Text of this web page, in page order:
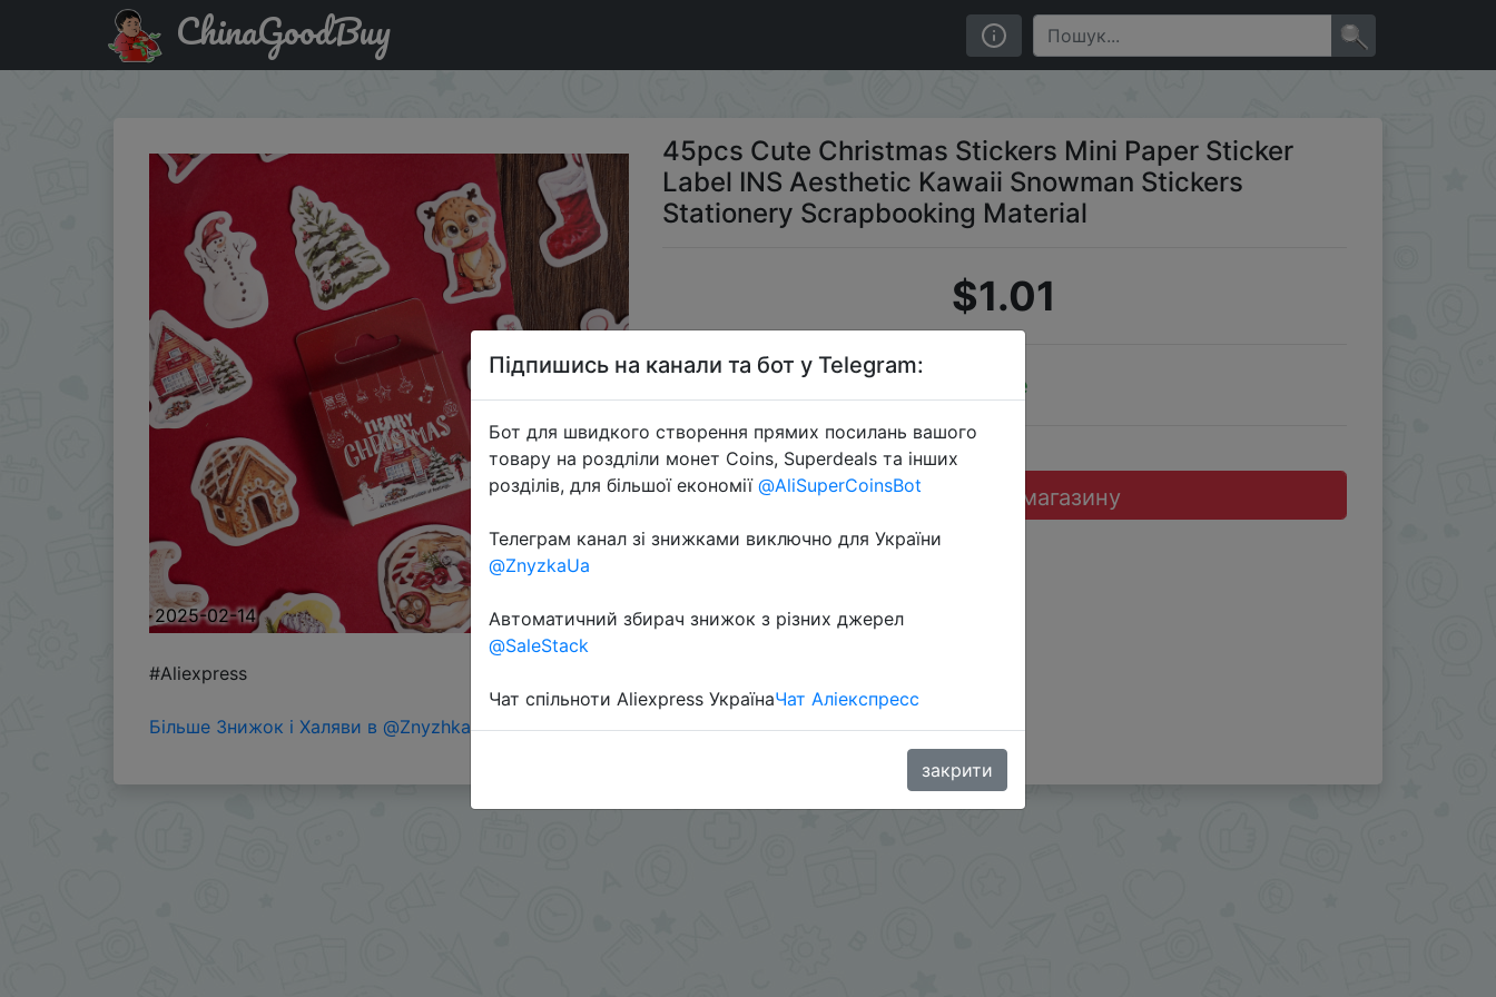
Знижка на 45pcs Cute Christmas Stickers Mini Paper Sticker Label INS Aesthetic Kawaii Snowman Stickers Stationery Scrapbooking Material
ChinaGoodBuy
2025-02-14
45pcs Cute Christmas Stickers Mini Paper Sticker
Label INS Aesthetic Kawaii Snowman Stickers
Stationery Scrapbooking Material
$1.01
Sale
Перейти до магазину
#Aliexpress
Більше Знижок і Халяви в @ZnyzhkaUA
Підпишись на канали та бот у Telegram:
Бот для швидкого створення прямих посилань вашого
товару на роздліли монет Coins, Superdeals та інших
розділів, для більшої економії @AliSuperCoinsBot
Телеграм канал зі знижками виключно для України
@ZnyzkaUa
Автоматичний збирач знижок з різних джерел
@SaleStack
Чат спільноти Aliexpress УкраїнаЧат Аліекспресс
закрити